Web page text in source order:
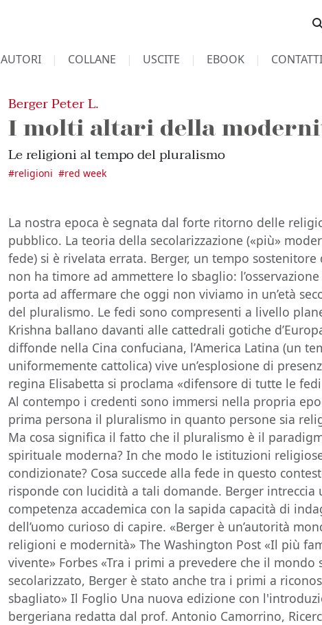
AUTORI COLLANE USCITE EBOOK CONTATTI
Berger Peter L.
I molti altari della
Le religioni al tempo del pluralismo
#religioni #red week
La nostra epoca è segnata dal forte ritorno delle
pubblico. La teoria della secolarizzazione («più»
fede) si è rivelata errata. Berger, un tempo
non ha timore ad ammettere lo sbaglio:
porta ad affermare che oggi non viviamo in un’età
del pluralismo. Le fedi sono compresenti a livello
Krishna ballano davanti alle cattedrali gotiche
diffonde nella Cina confuciana, l’America Latina (un
uniformemente cattolica) vive un’esplosione di
regina Elisabetta si proclama «difensore di tutte le
Al contempo i credenti sono immersi nella propria
prima persona il pluralismo in quanto persone sia
Ma cosa significa il fatto che il pluralismo è il
spirituale moderna? In che modo le istituzioni
condizionate? Cosa succede alla fede in questo
risponde con lucidità a tali domande. Berger intreccia
competenza accademica con la sapida capacità di
dell’uomo curioso di capire. «Berger è un’autorità
religioni e modernità» The Washington Post «Il più
vivente» Forbes «Tra i primi a prevedere che il mondo
secolarizzato, Berger è stato anche tra i primi a
sbagliato» Il Foglio Una nuova edizione con
bergeriana redatta dal prof. Antonio Camorrino,